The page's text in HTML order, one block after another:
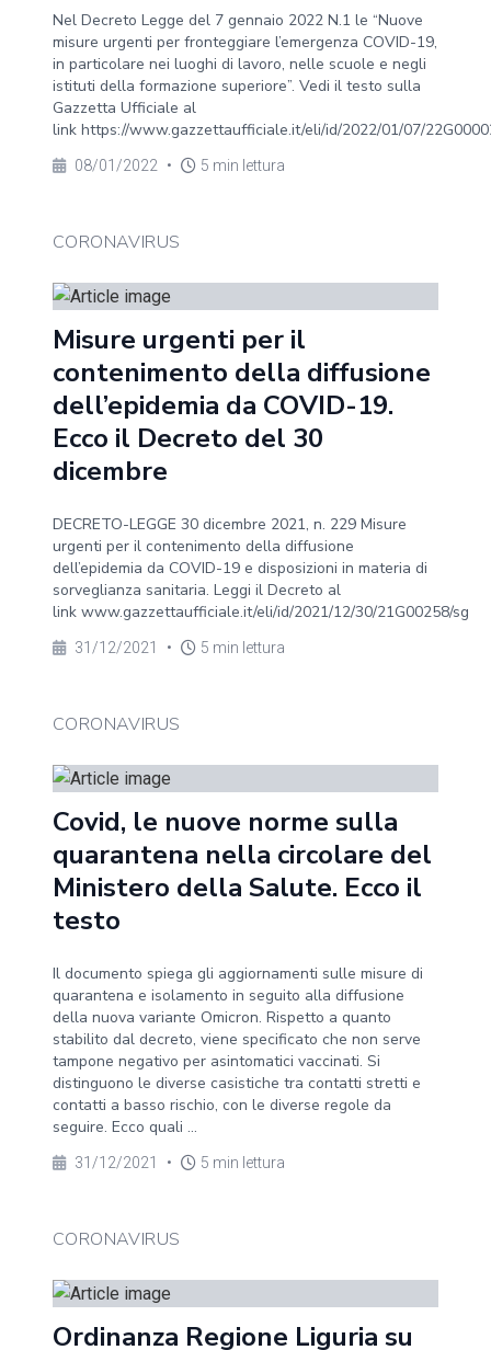
Nel Decreto Legge del 7 gennaio 2022 N.1 le “Nuove
misure urgenti per fronteggiare l’emergenza COVID-19,
in particolare nei luoghi di lavoro, nelle scuole e negli
istituti della formazione superiore”. Vedi il testo sulla
Gazzetta Ufficiale al
link https://www.gazzettaufficiale.it/eli/id/2022/01/07/
08/01/2022 • 5 min lettura
CORONAVIRUS
Misure urgenti per il
contenimento della diffusione
dell’epidemia da COVID-19.
Ecco il Decreto del 30
dicembre
DECRETO-LEGGE 30 dicembre 2021, n. 229 Misure
urgenti per il contenimento della diffusione
dell’epidemia da COVID-19 e disposizioni in materia di
sorveglianza sanitaria. Leggi il Decreto al
link www.gazzettaufficiale.it/eli/id/2021/12/30/21G00258/sg
31/12/2021 • 5 min lettura
CORONAVIRUS
Covid, le nuove norme sulla
quarantena nella circolare del
Ministero della Salute. Ecco il
testo
Il documento spiega gli aggiornamenti sulle misure di
quarantena e isolamento in seguito alla diffusione
della nuova variante Omicron. Rispetto a quanto
stabilito dal decreto, viene specificato che non serve
tampone negativo per asintomatici vaccinati. Si
distinguono le diverse casistiche tra contatti stretti e
contatti a basso rischio, con le diverse regole da
seguire. Ecco quali ...
31/12/2021 • 5 min lettura
CORONAVIRUS
Ordinanza Regione Liguria su